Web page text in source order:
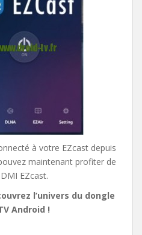
à votre EZcast depuis
maintenant profiter de
EZcast.
l’univers du dongle
Android !